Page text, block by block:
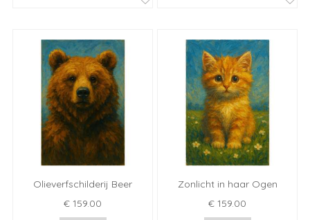
Olieverfschilderij Beer
€ 159.00
Zonlicht in haar Ogen
€ 159.00